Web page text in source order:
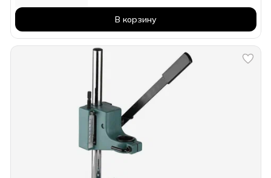
В корзину